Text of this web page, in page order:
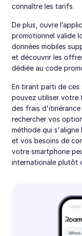
connaître les tarifs.
De plus, ouvre
promotionnel valide
données mobiles
et découvrir les
dédiée au code
En tirant parti de
pouvez utiliser votre
des frais
rechercher vos
méthode qui s'aligne
et vos besoins de
votre smartphone
internationale plutôt